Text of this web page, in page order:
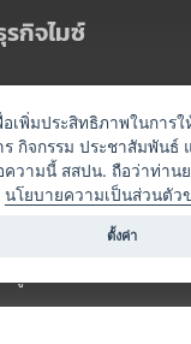
รกิจไมซ์
น
เที่ยว
ผู้จัดงาน
เพิ่มประสิทธิภาพในกา
กิจกรรม ประชาสัมพัน
ามนี้ สสปน. ถือว่าท่าน
นโยบายความเป็นส่วนตัว
ตั้งค่า